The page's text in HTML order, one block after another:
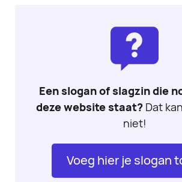
Een slogan of slagzin die
deze website staat? Dat
niet!
Voeg hier je slogan